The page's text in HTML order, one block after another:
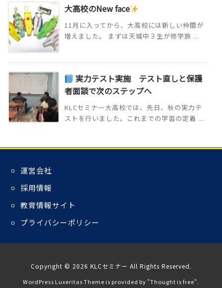
大高校のNew face
11月に入ってから、大高校には新しい仲間が
増えました。 まずは天城中３生が修学旅 ...
実力テスト実施 テスト直しと保護
者面談で次のステップへ
KLCセミナー大高校では、先日、秋の実力テ
ストを行いました。これまでの学習の定着 ...
運営会社
採用情報
教育情報サイト
プライバシーポリシー
Copyright © 2026 KLCセミナー All Rights Reserved.
WordPress Luxeritas Theme is provided by "Thought is free".